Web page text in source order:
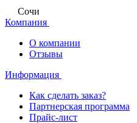
Сочи
Компания
О компании
Отзывы
Информация
Как сделать заказ?
Партнерская программа
Прайс-лист